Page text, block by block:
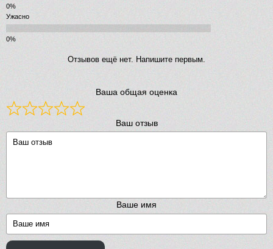
Ужасно
Отзывов ещё нет. Напишите первым.
Ваша общая оценка
Ваш отзыв
Ваше имя